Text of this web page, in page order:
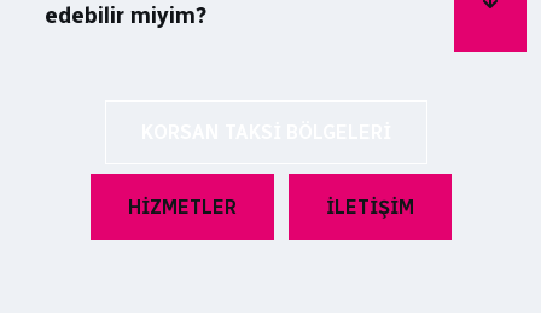
edebilir miyim?
HIZMETLER İLETIŞIM